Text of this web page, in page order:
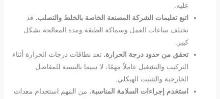
عليه.
اتبع تعليمات الشركة المصنعة الخاصة بالخلط والتصلب. قد
تختلف ساعات العمل وسماكة الطبقة ومدة المعالجة بشكل
كبير.
تحقق من حدود درجة الحرارة. تعد نطاقات درجات الحرارة أثناء
التركيب والتشغيل عاملاً مهمًا، لا سيما بالنسبة للمفاصل
الخارجية والتثبيت الهيكلي.
استخدم إجراءات السلامة المناسبة. من المهم استخدام معدات